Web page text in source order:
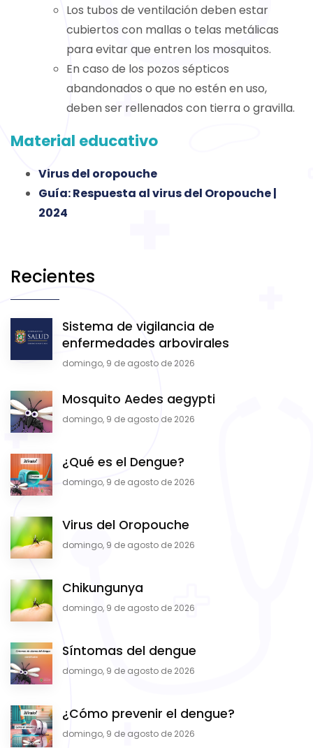
Los tubos de ventilación deben estar
cubiertos con mallas o telas metálicas
para evitar que entren los mosquitos.
En caso de los pozos sépticos
abandonados o que no estén en uso,
deben ser rellenados con tierra o gravilla.
Material educativo
Virus del oropouche
Guía: Respuesta al virus del Oropouche |
2024
Recientes
Sistema de vigilancia de
enfermedades arbovirales
domingo, 9 de agosto de 2026
Mosquito Aedes aegypti
domingo, 9 de agosto de 2026
¿Qué es el Dengue?
domingo, 9 de agosto de 2026
Virus del Oropouche
domingo, 9 de agosto de 2026
Chikungunya
domingo, 9 de agosto de 2026
Síntomas del dengue
domingo, 9 de agosto de 2026
¿Cómo prevenir el dengue?
domingo, 9 de agosto de 2026